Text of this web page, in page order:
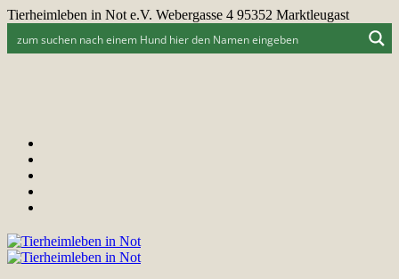
Tierheimleben in Not e.V. Webergasse 4 95352 Marktleugast